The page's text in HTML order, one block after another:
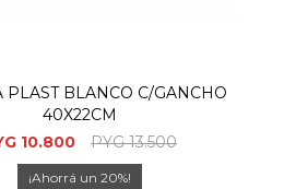
PLAST BLANCO C/GANCHO
40X22CM
10.800 PYG 13.500
20